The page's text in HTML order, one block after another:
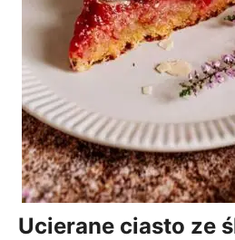
Ucierane ciasto ze